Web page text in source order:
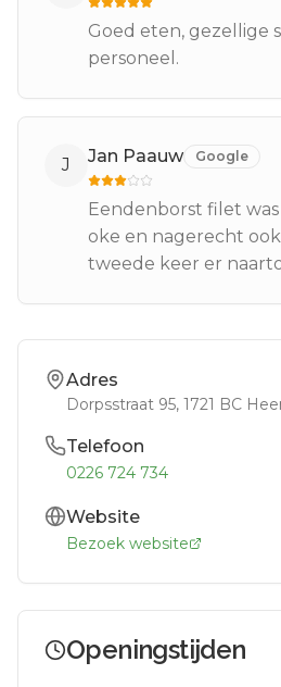
Goed eten, gezellige
personeel.
J Jan Paauw Google
Eendenborst filet
oke en nagerecht
tweede keer er
Adres
Dorpsstraat 95, 1721 BC
Telefoon
0226 724 734
Website
Bezoek website
Openingstijden